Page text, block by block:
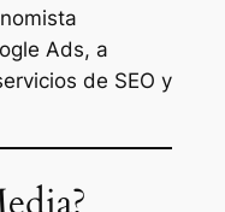
Ads, a
de SEO y